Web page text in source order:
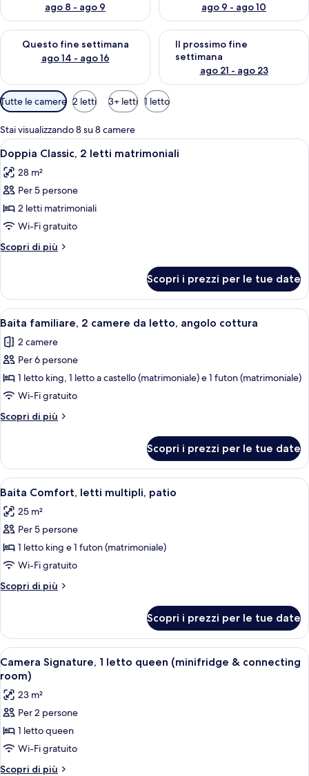
ago 8 - ago 9
ago 9 - ago 10
Questo fine settimana
ago 14 - ago 16
Verifica la disponibilità per questo fine settimana, ago 14 -
Il prossimo fine
settimana
ago 21 - ago 23
Verifica la disponibilità per il
Filtri
disponibili
per
le
camere
Tutte le camere 2 letti 3+ letti 1 letto
Stai visualizzando 8 su 8 camere
Apri
tutte
le
foto
per
Doppia
Classic,
2
matrimoniali
Doppia Classic, 2 letti matrimoniali |
4
Doppia Classic, 2 letti matrimoniali
28 m²
Per 5 persone
2 letti matrimoniali
Wi-Fi gratuito
Scopri di più
Altri
Classic,
letti
Scopri i prezzi per le tue date
Apri
tutte
le
foto
per
Baita
familiare,
2
da
letto,
angolo
cottura
Baita familiare, 2 camere da letto,
6
Baita familiare, 2 camere da letto, angolo cottura
2 camere
Per 6 persone
1 letto king, 1 letto a castello (matrimoniale) e 1 futon (matrimoniale)
Wi-Fi gratuito
Scopri di più
Altri
familiare,
camere
letto,
angolo
Scopri i prezzi per le tue date
Apri
tutte
le
foto
per
Baita
Comfort,
letti
patio
Baita Comfort, letti multipli, patio |
6
Baita Comfort, letti multipli, patio
25 m²
Per 5 persone
1 letto king e 1 futon (matrimoniale)
Wi-Fi gratuito
Scopri di più
Altri
Comfort,
letti
multipli,
patio
Scopri i prezzi per le tue date
Apri
tutte
le
foto
per
Camera
Signature,
1
Camera Signature, 1 letto queen
7
Camera Signature, 1 letto queen (minifridge & connecting
room)
23 m²
Per 2 persone
1 letto queen
Wi-Fi gratuito
Scopri di più
Altri